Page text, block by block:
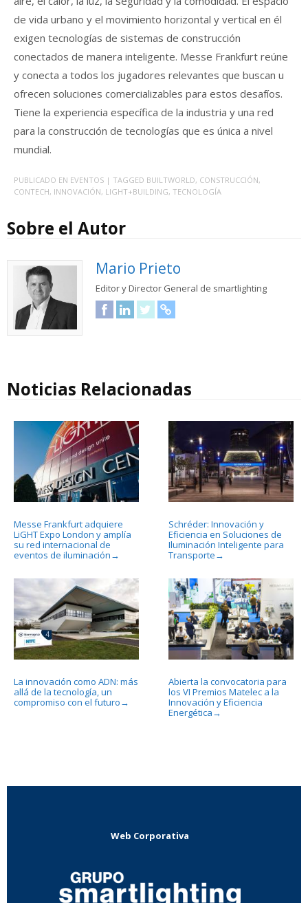
de vida urbano y el movimiento horizontal y vertical en él
exigen tecnologías de sistemas de construcción
conectados de manera inteligente. Messe Frankfurt reúne
y conecta a todos los jugadores relevantes que buscan u
ofrecen soluciones comercializables para estos desafíos.
Tiene la experiencia específica de la industria y una red
para la construcción de tecnologías que es única a nivel
mundial.
PUBLICADO EN EVENTOS | TAGGED BUILTWORLD, CONSTRUCCIÓN,
CONTECH, INNOVACIÓN, LIGHT+BUILDING, TECNOLOGÍA
Sobre el Autor
Mario Prieto
Editor y Director General de smartlighting
FacebookLinkedInTwitter
Noticias Relacionadas
Messe Frankfurt adquiere
LiGHT Expo London y amplía
su red internacional de
eventos de iluminación →
Schréder: Innovación y
Eficiencia en Soluciones de
Iluminación Inteligente para
Transporte →
La innovación como ADN: más
allá de la tecnología, un
compromiso con el futuro →
Abierta la convocatoria para
los VI Premios Matelec a la
Innovación y Eficiencia
Energética →
Web Corporativa